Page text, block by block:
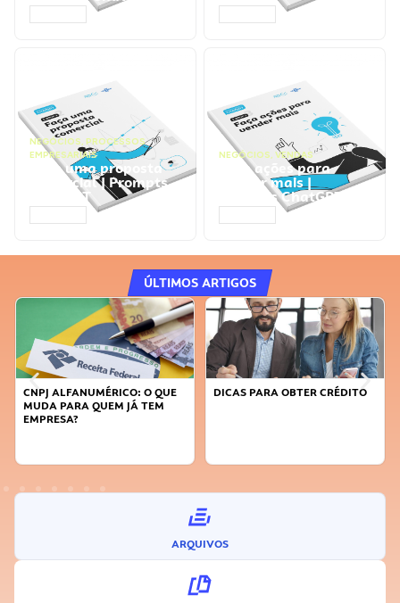
NEGÓCIOS, PROCESSOS
EMPRESARIAIS
Faça uma proposta
comercial | Prompts
ChatGPT
NEGÓCIOS, VENDAS
Faça ações para
vender mais |
Prompts ChatGPT
ÚLTIMOS ARTIGOS
CNPJ ALFANUMÉRICO: O QUE
MUDA PARA QUEM JÁ TEM
EMPRESA?
DICAS PARA OBTER CRÉDITO
ARQUIVOS